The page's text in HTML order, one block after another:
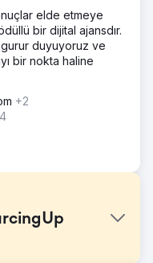
elde etmeye
bir dijital ajansdır.
duyuyoruz ve
bir nokta haline
+2